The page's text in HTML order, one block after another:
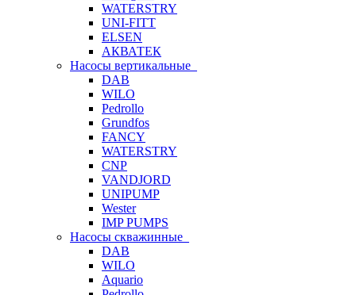
WATERSTRY
UNI-FITT
ELSEN
АКВАТЕК
Насосы вертикальные
DAB
WILO
Pedrollo
Grundfos
FANCY
WATERSTRY
CNP
VANDJORD
UNIPUMP
Wester
IMP PUMPS
Насосы скважинные
DAB
WILO
Aquario